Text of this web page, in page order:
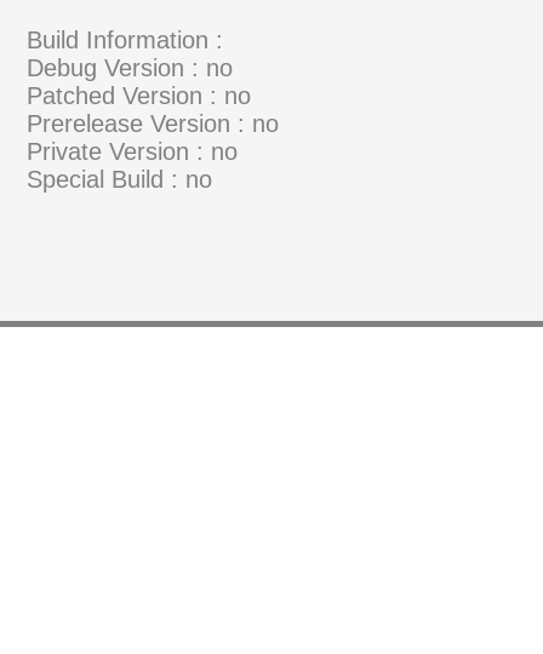
Build Information :
Debug Version : no
Patched Version : no
Prerelease Version : no
Private Version : no
Special Build : no